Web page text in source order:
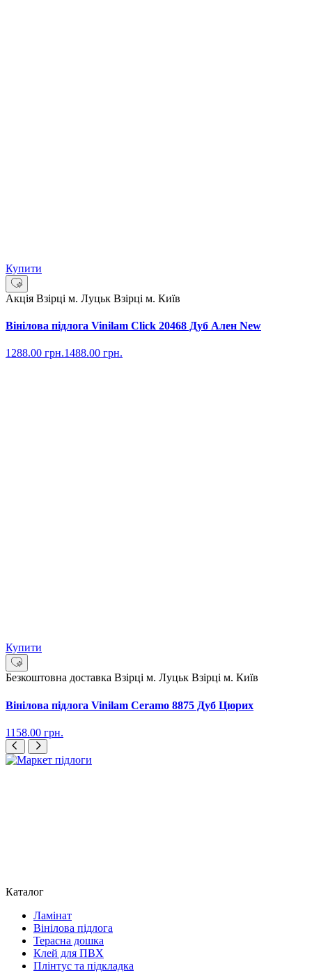
Купити
Акція Взірці м. Луцьк Взірці м. Київ
Вінілова підлога Vinilam Click 20468 Дуб Ален New
1288.00 грн.1488.00 грн.
Купити
Безкоштовна доставка Взірці м. Луцьк Взірці м. Київ
Вінілова підлога Vinilam Ceramo 8875 Дуб Цюрих
1158.00 грн.
Каталог
Ламінат
Вінілова підлога
Терасна дошка
Клей для ПВХ
Плінтус та підкладка